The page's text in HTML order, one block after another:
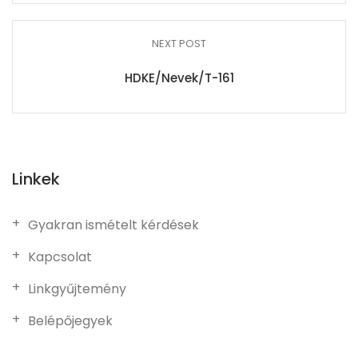
NEXT POST
HDKE/Nevek/T-161
Linkek
Gyakran ismételt kérdések
Kapcsolat
Linkgyűjtemény
Belépőjegyek